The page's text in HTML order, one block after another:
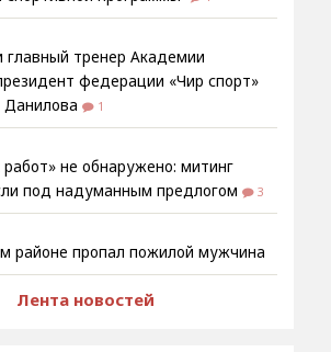
главный тренер Академии
федерации «Чир спорт»
Данилова
1
не обнаружено: митинг
под надуманным предлогом
3
районе пропал пожилой мужчина
Лента новостей